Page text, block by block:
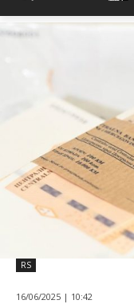
RS
16/06/2025 | 10:42